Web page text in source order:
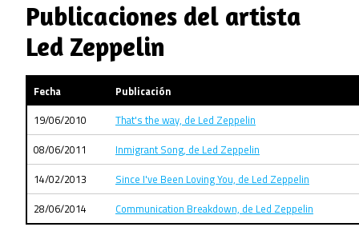
Publicaciones del artista
Led Zeppelin
Fecha
Publicación
19/06/2010
That's the way, de Led Zeppelin
08/06/2011
Inmigrant Song, de Led Zeppelin
14/02/2013
Since I've Been Loving You, de Led Zeppelin
28/06/2014
Communication Breakdown, de Led Zeppelin